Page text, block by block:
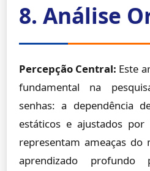
8. Análise
Percepção Central: Este
fundamental na
senhas: a dependência
estáticos e ajustados por
representam ameaças
aprendizado profundo